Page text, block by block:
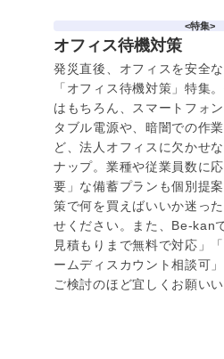
<特集>
オフィス待機対策
発災直後、オフィスを安全
「オフィス待機対策」特集
はもちろん、スマートフォ
タブル電源や、暗闇での作
ど、法人オフィスに欠かせ
ナップ。業種や従業員数に
要」な備蓄プランも個別提
策で何を買えばいいか迷っ
せください。また、Be-kan
見積もりまで無料で対応」
ームディスカウント相談可
ご検討のほど宜しくお願いい